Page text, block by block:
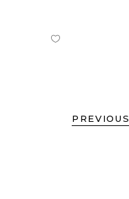
PREVIOUS